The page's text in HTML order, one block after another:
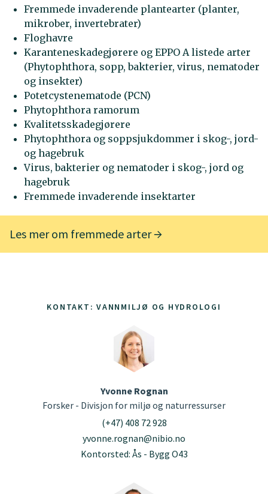
Fremmede invaderende plantearter (planter,
mikrober, invertebrater)
Floghavre
Karanteneskadegjørere og EPPO A listede arter
(Phytophthora, sopp, bakterier, virus, nematoder
og insekter)
Potetcystenematode (PCN)
Phytophthora ramorum
Kvalitetsskadegjørere
Phytophthora og soppsjukdommer i skog-, jord-
og hagebruk
Virus, bakterier og nematoder i skog-, jord og
hagebruk
Fremmede invaderende insektarter
Les mer om fremmede arter
KONTAKT: VANNMILJØ OG HYDROLOGI
Yvonne Rognan
Forsker - Divisjon for miljø og naturressurser
(+47) 408 72 928
yvonne.rognan@nibio.no
Kontorsted: Ås - Bygg O43